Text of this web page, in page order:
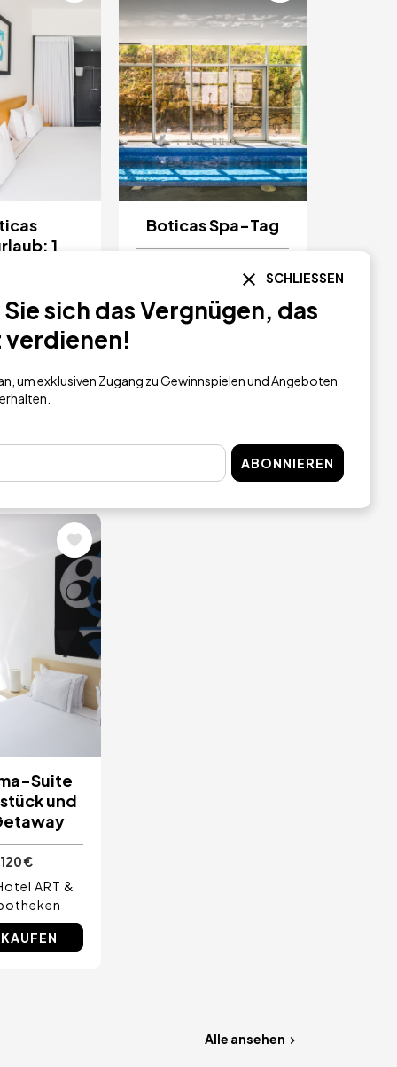
1
100 €
Boticas Spa-Tag
JETZT KAUFEN
Suite
und
120 €
ART &
Alle ansehen
SCHLIESSEN
sich das Vergnügen, das
verdienen!
um exklusiven Zugang zu Gewinnspielen und Angeboten
ABONNIEREN